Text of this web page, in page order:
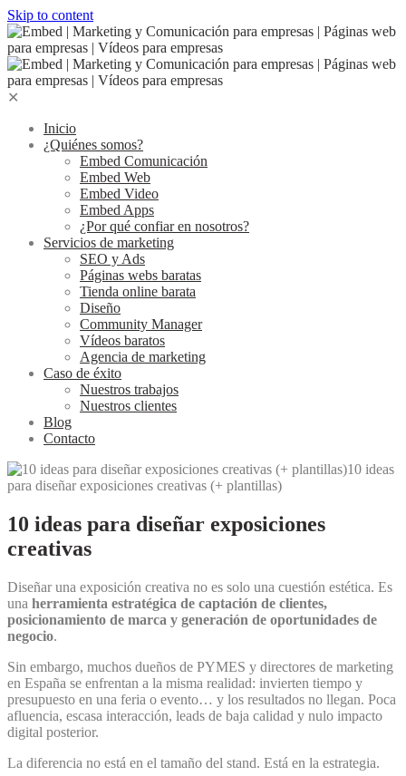
Skip to content
✕
Inicio
¿Quiénes somos?
Embed Comunicación
Embed Web
Embed Video
Embed Apps
¿Por qué confiar en nosotros?
Servicios de marketing
SEO y Ads
Páginas webs baratas
Tienda online barata
Diseño
Community Manager
Vídeos baratos
Agencia de marketing
Caso de éxito
Nuestros trabajos
Nuestros clientes
Blog
Contacto
10 ideas para diseñar exposiciones
creativas
Diseñar una exposición creativa no es solo una cuestión estética. Es
una herramienta estratégica de captación de clientes,
posicionamiento de marca y generación de oportunidades de
negocio.
Sin embargo, muchos dueños de PYMES y directores de marketing
en España se enfrentan a la misma realidad: invierten tiempo y
presupuesto en una feria o evento… y los resultados no llegan. Poca
afluencia, escasa interacción, leads de baja calidad y nulo impacto
digital posterior.
La diferencia no está en el tamaño del stand. Está en la estrategia.